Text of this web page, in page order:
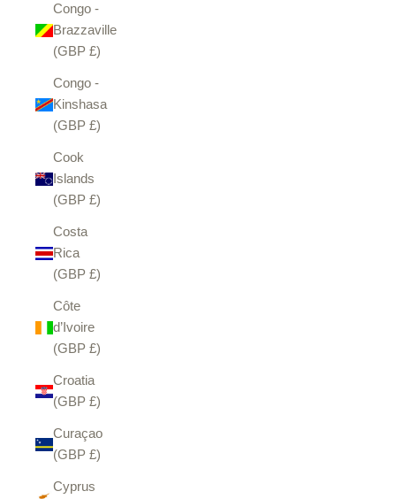
Congo -
Brazzaville
(GBP £)
Congo -
Kinshasa
(GBP £)
Cook
Islands
(GBP £)
Costa
Rica
(GBP £)
Côte
d’Ivoire
(GBP £)
Croatia
(GBP £)
Curaçao
(GBP £)
Cyprus